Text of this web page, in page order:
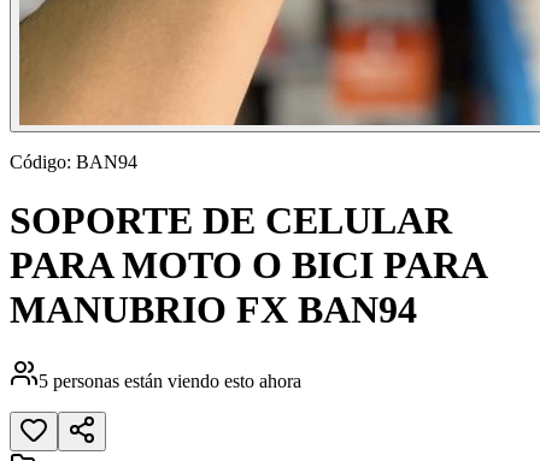
Código: BAN94
SOPORTE DE CELULAR
PARA MOTO O BICI PARA
MANUBRIO FX BAN94
5 personas están viendo esto ahora